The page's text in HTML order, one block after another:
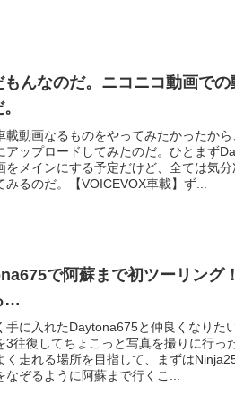
もんなのだ。ニコニコ動画で
載動画なるものをやってみたかったか
アップロードしてみたのだ。ひとまず
をメインにする予定だけど、全ては気
みるのだ。【VOICEVOX車載】ず...
で阿蘇まで初ツーリング
…
手に入れたDaytona675と仲良くなりた
3往復してちょこっと写真を撮りに行っ
く走れる場所を目指して、まずは
なぞるように阿蘇まで行くこ...